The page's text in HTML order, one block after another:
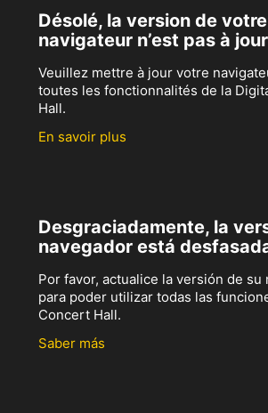
Désolé, la version de votre
navigateur n’est pas à jour
Veuillez mettre à jour votre
toutes les fonctionnalités de la
Hall.
En savoir plus
Desgraciadamente, la
navegador está
Por favor, actualice la versión de su
para poder utilizar todas las
Concert Hall.
Saber más